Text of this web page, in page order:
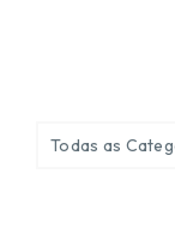
Todas as